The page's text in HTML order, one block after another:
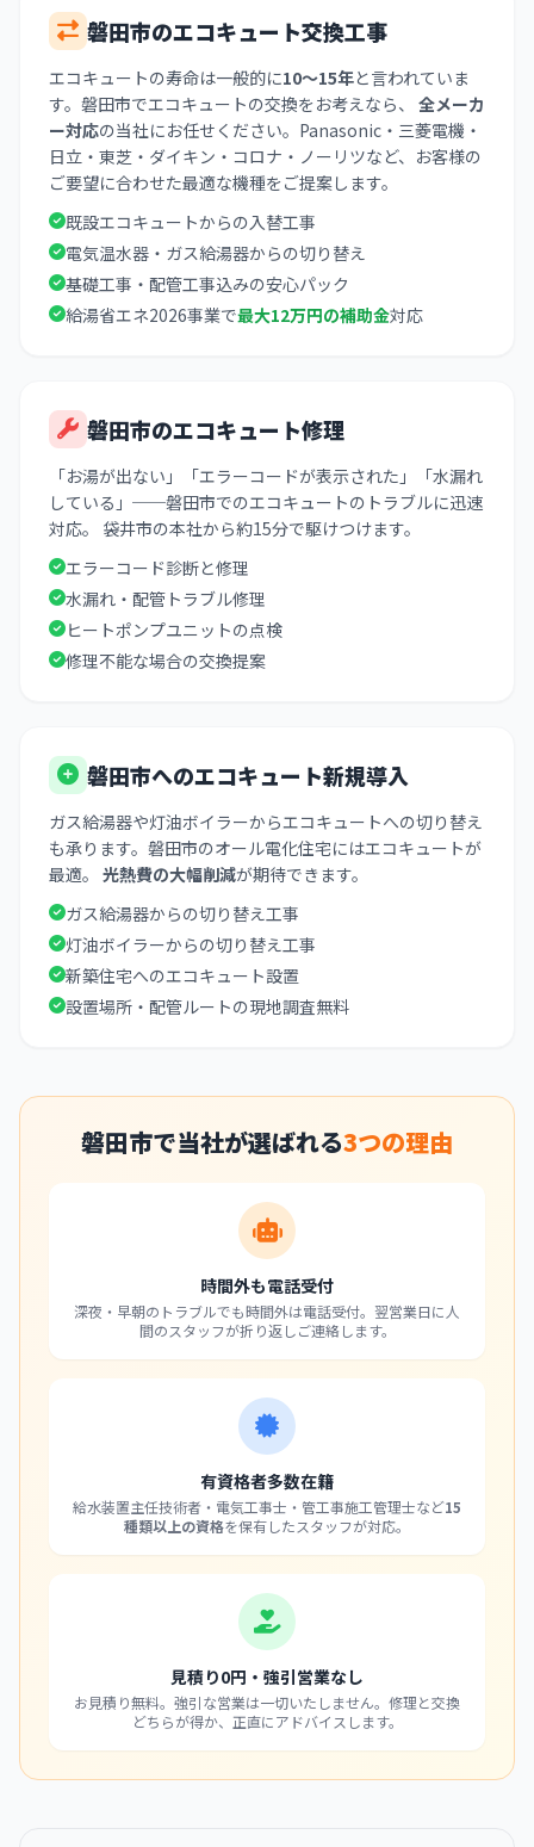
磐田市のエコキュート交換工事
エコキュートの寿命は一般的に10〜15年と言われていま
す。磐田市でエコキュートの交換をお考えなら、 全メーカ
ー対応の当社にお任せください。Panasonic・三菱電機・
日立・東芝・ダイキン・コロナ・ノーリツなど、お客様の
ご要望に合わせた最適な機種をご提案します。
既設エコキュートからの入替工事
電気温水器・ガス給湯器からの切り替え
基礎工事・配管工事込みの安心パック
給湯省エネ2026事業で最大12万円の補助金対応
磐田市のエコキュート修理
「お湯が出ない」「エラーコードが表示された」「水漏れ
している」──磐田市でのエコキュートのトラブルに迅速
対応。 袋井市の本社から約15分で駆けつけます。
エラーコード診断と修理
水漏れ・配管トラブル修理
ヒートポンプユニットの点検
修理不能な場合の交換提案
磐田市へのエコキュート新規導入
ガス給湯器や灯油ボイラーからエコキュートへの切り替え
も承ります。磐田市のオール電化住宅にはエコキュートが
最適。 光熱費の大幅削減が期待できます。
ガス給湯器からの切り替え工事
灯油ボイラーからの切り替え工事
新築住宅へのエコキュート設置
設置場所・配管ルートの現地調査無料
磐田市で当社が選ばれる3つの理由
時間外も電話受付
深夜・早朝のトラブルでも時間外は電話受付。翌営業日に人
間のスタッフが折り返しご連絡します。
有資格者多数在籍
給水装置主任技術者・電気工事士・管工事施工管理士など15
種類以上の資格を保有したスタッフが対応。
見積り0円・強引営業なし
お見積り無料。強引な営業は一切いたしません。修理と交換
どちらが得か、正直にアドバイスします。